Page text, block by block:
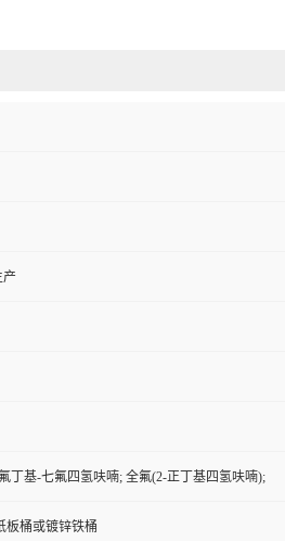
产
丁基-七氟四氢呋喃; 全氟(2-正丁基四氢呋喃);
板桶或镀锌铁桶